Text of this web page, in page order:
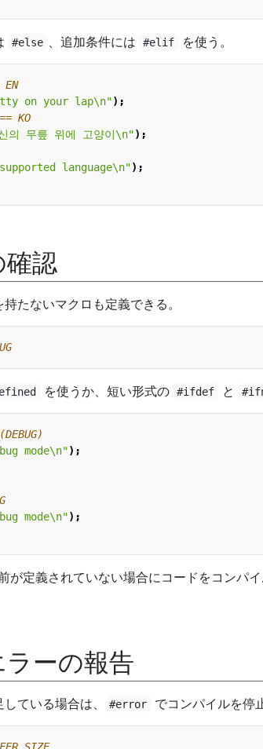
#else 、追加条件には #elif を使う。
on your lap\n");
의 무릎 위에 고양이\n");
language\n");
確認
たないマクロも定義できる。
を使うか、短い形式の #ifdef と
mode\n");
mode\n");
が定義されていない場合にコードをコンパ
ーの報告
ている場合は、 #error でコンパイルを停